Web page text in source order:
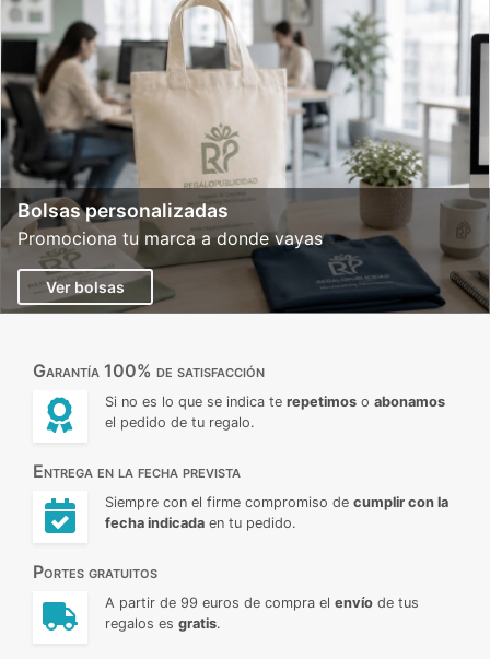
Bolsas personalizadas
Promociona tu marca a donde vayas
Ver bolsas
Garantía 100% de satisfacción
Si no es lo que se indica te repetimos o abonamos
el pedido de tu regalo.
Entrega en la fecha prevista
Siempre con el firme compromiso de cumplir con la
fecha indicada en tu pedido.
Portes gratuitos
A partir de 99 euros de compra el envío de tus
regalos es gratis.